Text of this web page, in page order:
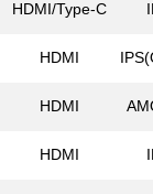
HDMI/Type-C
HDMI
HDMI
HDMI